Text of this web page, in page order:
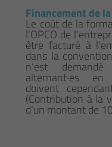
Financement de
Le coût de la
l'OPCO de
être facturé à
dans la
n’est
alternant·es en
doivent
(Contribution à la
d’un montant de